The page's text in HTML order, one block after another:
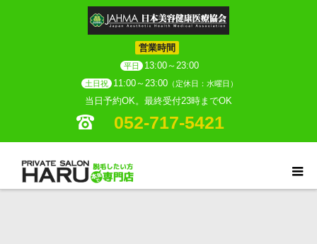
営業時間
平日 13:00～23:00
土日祝 11:00～23:00 （定休日：水曜日）
当日予約OK。最終受付23時までOK
052-717-5421